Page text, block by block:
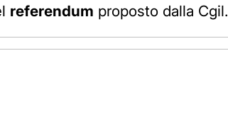
referendum proposto dalla Cgil.